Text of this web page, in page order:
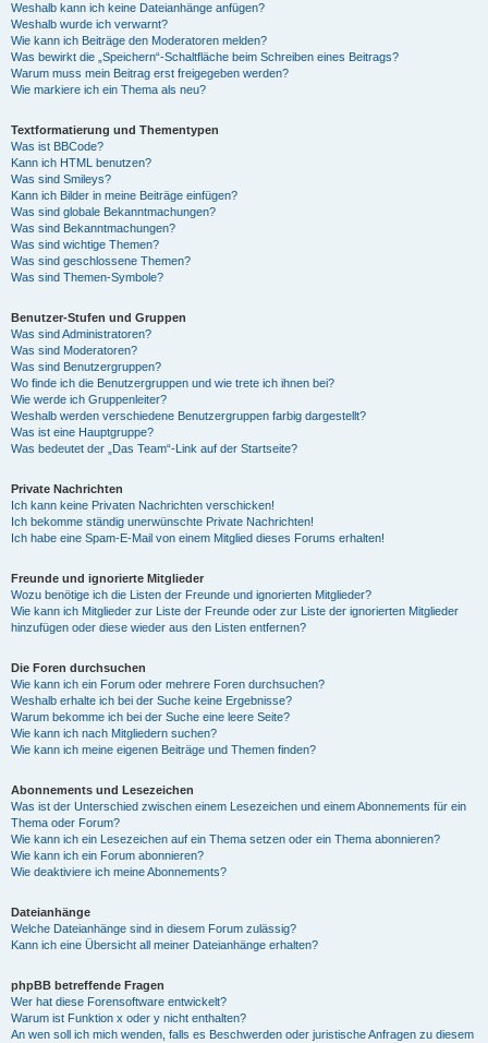
Weshalb kann ich keine Dateianhänge anfügen?
Weshalb wurde ich verwarnt?
Wie kann ich Beiträge den Moderatoren melden?
Was bewirkt die „Speichern“-Schaltfläche beim Schreiben eines Beitrags?
Warum muss mein Beitrag erst freigegeben werden?
Wie markiere ich ein Thema als neu?
Textformatierung und Thementypen
Was ist BBCode?
Kann ich HTML benutzen?
Was sind Smileys?
Kann ich Bilder in meine Beiträge einfügen?
Was sind globale Bekanntmachungen?
Was sind Bekanntmachungen?
Was sind wichtige Themen?
Was sind geschlossene Themen?
Was sind Themen-Symbole?
Benutzer-Stufen und Gruppen
Was sind Administratoren?
Was sind Moderatoren?
Was sind Benutzergruppen?
Wo finde ich die Benutzergruppen und wie trete ich ihnen bei?
Wie werde ich Gruppenleiter?
Weshalb werden verschiedene Benutzergruppen farbig dargestellt?
Was ist eine Hauptgruppe?
Was bedeutet der „Das Team“-Link auf der Startseite?
Private Nachrichten
Ich kann keine Privaten Nachrichten verschicken!
Ich bekomme ständig unerwünschte Private Nachrichten!
Ich habe eine Spam-E-Mail von einem Mitglied dieses Forums erhalten!
Freunde und ignorierte Mitglieder
Wozu benötige ich die Listen der Freunde und ignorierten Mitglieder?
Wie kann ich Mitglieder zur Liste der Freunde oder zur Liste der ignorierten Mitglieder
hinzufügen oder diese wieder aus den Listen entfernen?
Die Foren durchsuchen
Wie kann ich ein Forum oder mehrere Foren durchsuchen?
Weshalb erhalte ich bei der Suche keine Ergebnisse?
Warum bekomme ich bei der Suche eine leere Seite?
Wie kann ich nach Mitgliedern suchen?
Wie kann ich meine eigenen Beiträge und Themen finden?
Abonnements und Lesezeichen
Was ist der Unterschied zwischen einem Lesezeichen und einem Abonnements für ein
Thema oder Forum?
Wie kann ich ein Lesezeichen auf ein Thema setzen oder ein Thema abonnieren?
Wie kann ich ein Forum abonnieren?
Wie deaktiviere ich meine Abonnements?
Dateianhänge
Welche Dateianhänge sind in diesem Forum zulässig?
Kann ich eine Übersicht all meiner Dateianhänge erhalten?
phpBB betreffende Fragen
Wer hat diese Forensoftware entwickelt?
Warum ist Funktion x oder y nicht enthalten?
An wen soll ich mich wenden, falls es Beschwerden oder juristische Anfragen zu diesem